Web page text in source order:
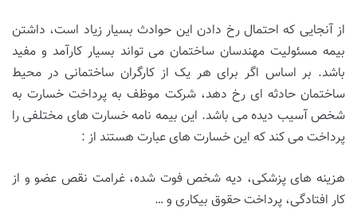
از آنجایی که احتمال رخ دادن این حوادث بسیار زیاد است، داشتن
بیمه مسئولیت مهندسان ساختمان می تواند بسیار کارآمد و مفید
باشد. بر اساس اگر برای هر یک از کارگران ساختمانی در محیط
ساختمان حادثه ای رخ دهد، شرکت موظف به پرداخت خسارت به
شخص آسیب دیده می باشد. این بیمه نامه خسارت های مختلفی را
پرداخت می کند که این خسارت های عبارت هستند از :
هزینه های پزشکی، دیه شخص فوت شده، غرامت نقص عضو و از
کار افتادگی، پرداخت حقوق بیکاری و …